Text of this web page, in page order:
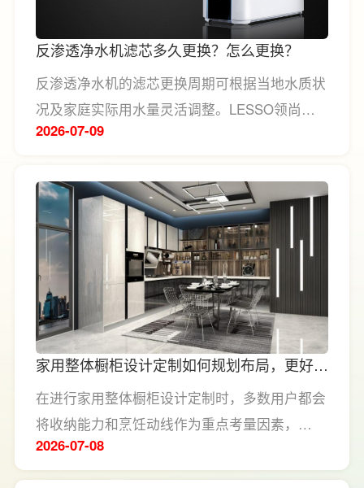
09
2026-07
反渗透净水机滤芯多久更换？怎么更换？
反渗透净水机的滤芯更换周期可根据当地水质状
况及家庭实际用水量灵活调整。LESSO领尚建
议，对于水质较差或日常用水量较大的家庭，建
相对较少的家庭，可适当延长至10-12个月。
08
2026-07
家用整体橱柜设计定制如何规划布局，更好平
衡收纳与烹饪动线？
在进行家用整体橱柜设计定制时，多数用户都会
将收纳能力和烹饪动线作为重点考量因素，
LESSO领尚为大家介绍整体橱柜如何规划布
局，才能兼顾收纳实用性与下厨体验。